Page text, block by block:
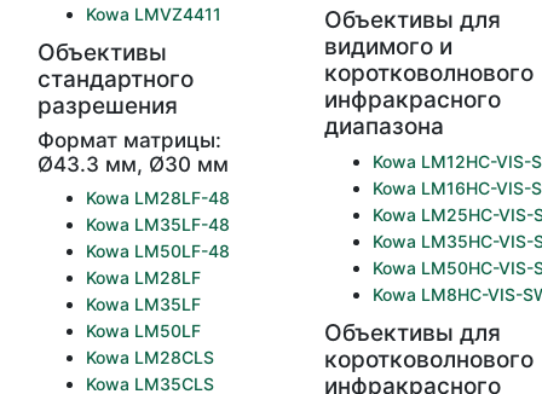
Kowa LMVZ4411
Объективы
стандартного
разрешения
Формат матрицы:
Ø43.3 мм, Ø30 мм
Kowa LM28LF-48
Kowa LM35LF-48
Kowa LM50LF-48
Kowa LM28LF
Kowa LM35LF
Kowa LM50LF
Kowa LM28CLS
Kowa LM35CLS
Объективы для
видимого и
коротковолнового
инфракрасного
диапазона
Kowa LM12HC-VIS-
Kowa LM16HC-VIS-
Kowa LM25HC-VIS-
Kowa LM35HC-VIS-
Kowa LM50HC-VIS-
Kowa LM8HC-VIS-
Объективы для
коротковолнового
инфракрасного